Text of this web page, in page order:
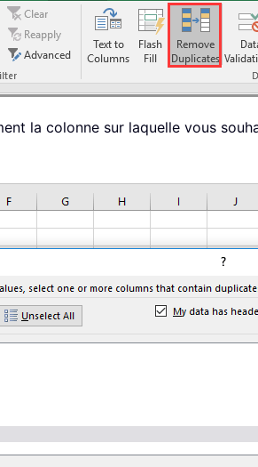
la colonne sur laquelle vous